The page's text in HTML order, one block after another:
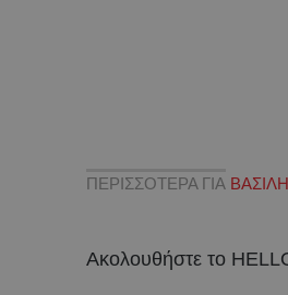
ΠΕΡΙΣΣΟΤΕΡΑ ΓΙΑ
Ακολουθήστε το